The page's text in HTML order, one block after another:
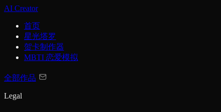
AI Creator
首页
星光塔罗
贺卡制作器
MBTI 恋爱模拟
全部作品
Legal